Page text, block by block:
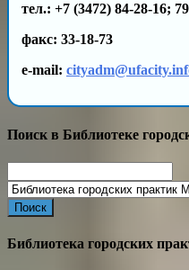
тел.: +7 (3472) 84-28-16;
факс: 33-18-73
e-mail:
Поиск в Библиотеке
for:
Библиотека городских